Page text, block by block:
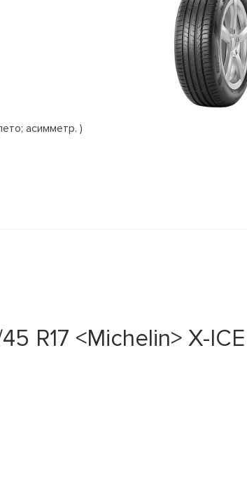
асимметр. )
R17 <Michelin> X-